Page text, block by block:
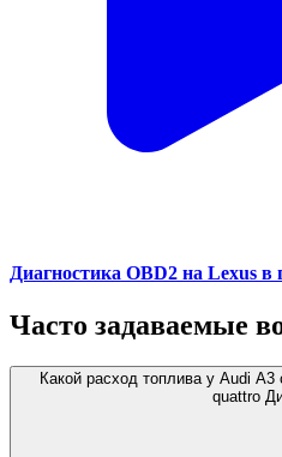
Диагностика OBD2 на Lexus
Часто задаваемые
Какой расход топлива у Audi
quattro